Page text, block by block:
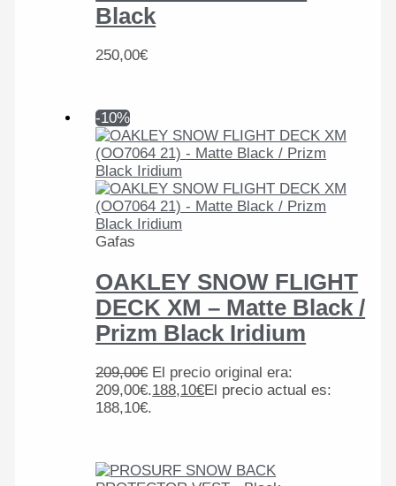
Black
250,00€
-10%
Gafas
OAKLEY SNOW FLIGHT
DECK XM – Matte Black /
Prizm Black Iridium
209,00€ El precio original era:
209,00€.188,10€El precio actual es:
188,10€.